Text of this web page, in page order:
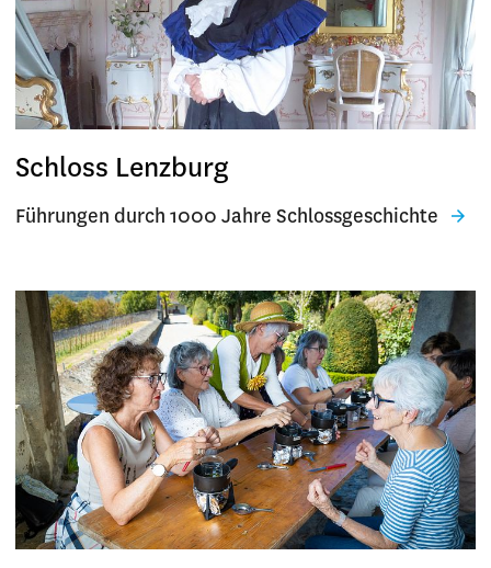
Schloss Lenzburg
Führungen durch 1000 Jahre Schlossgeschichte